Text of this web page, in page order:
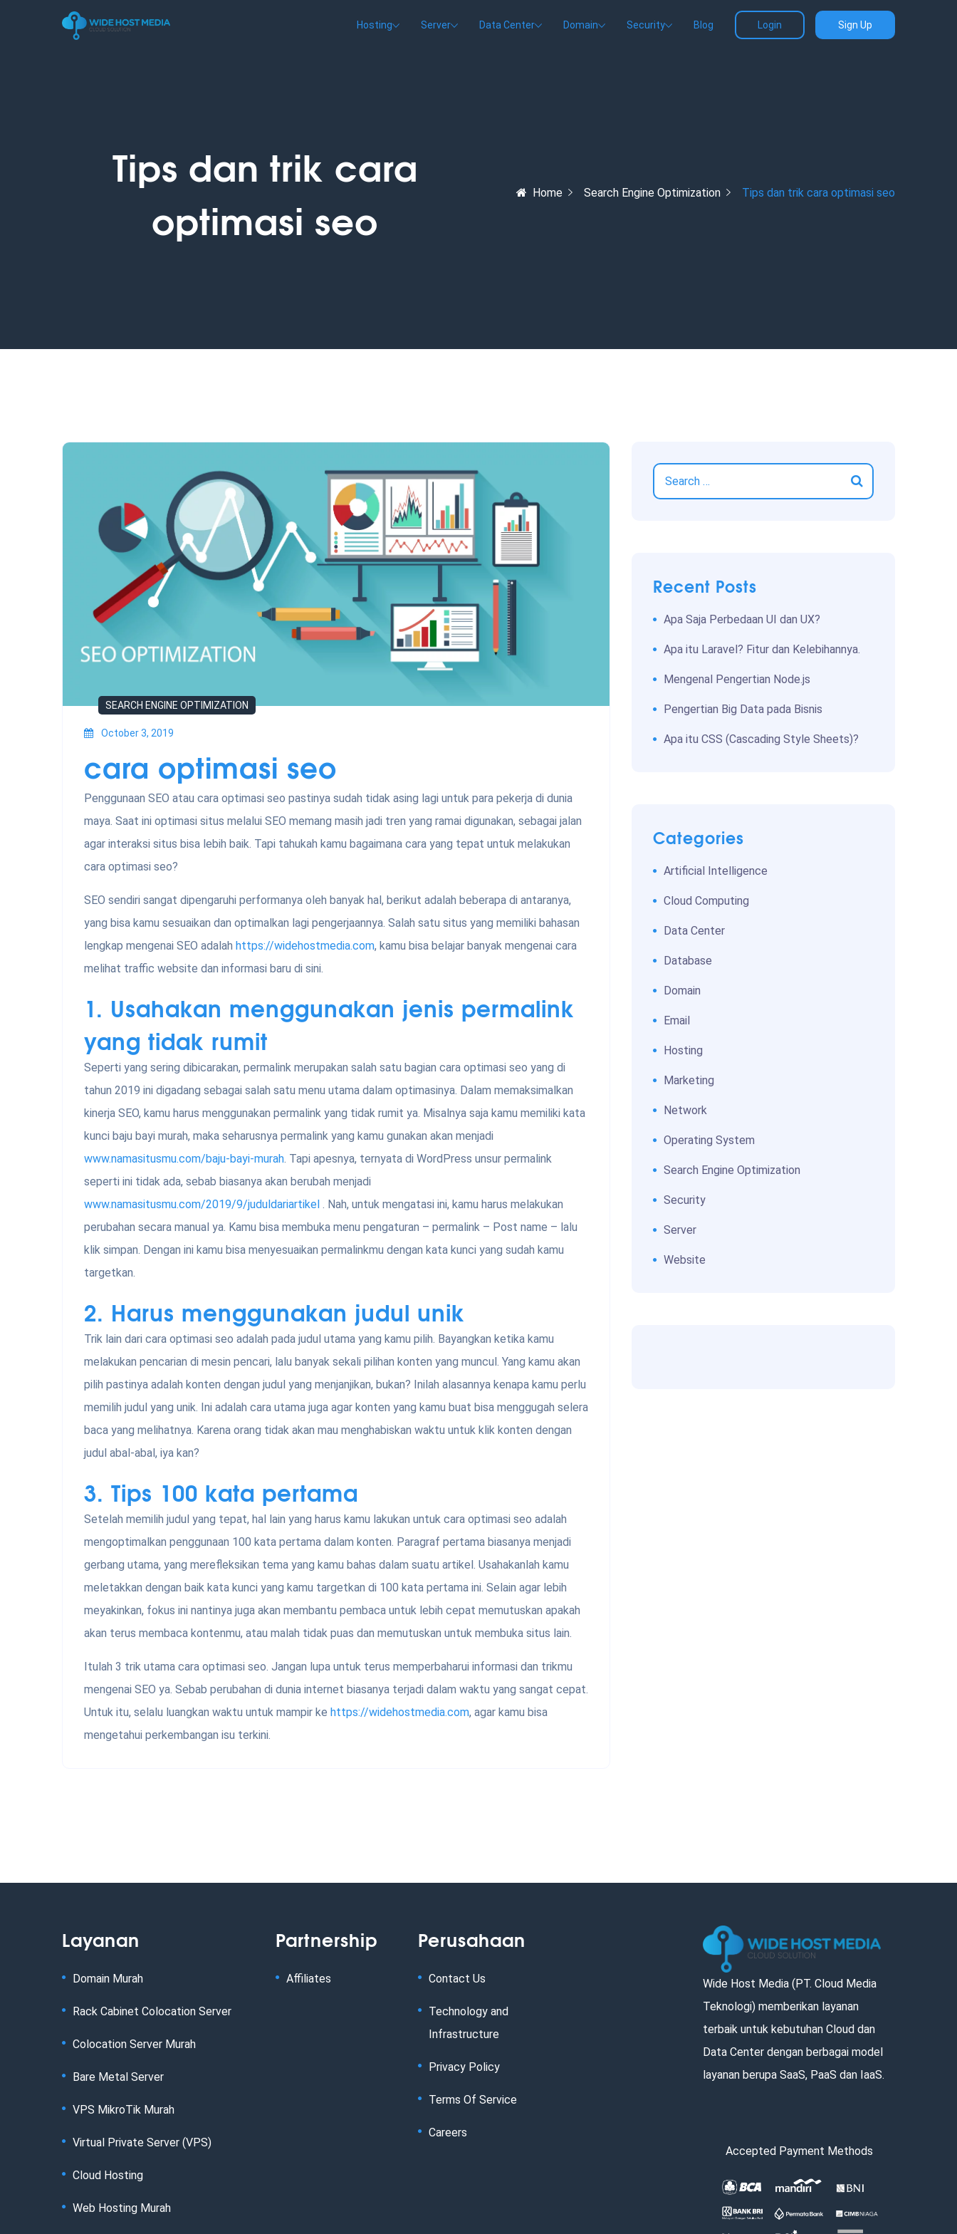
Hosting Server Data Center Domain Security Blog Login Sign Up
Tips dan trik cara
optimasi seo
Home Search Engine Optimization Tips dan trik cara optimasi seo
SEARCH ENGINE OPTIMIZATION
October 3, 2019
cara optimasi seo
Penggunaan SEO atau cara optimasi seo pastinya sudah tidak asing lagi untuk para pekerja di dunia
maya. Saat ini optimasi situs melalui SEO memang masih jadi tren yang ramai digunakan, sebagai jalan
agar interaksi situs bisa lebih baik. Tapi tahukah kamu bagaimana cara yang tepat untuk melakukan
cara optimasi seo?
SEO sendiri sangat dipengaruhi performanya oleh banyak hal, berikut adalah beberapa di antaranya,
yang bisa kamu sesuaikan dan optimalkan lagi pengerjaannya. Salah satu situs yang memiliki bahasan
lengkap mengenai SEO adalah https://widehostmedia.com, kamu bisa belajar banyak mengenai cara
melihat traffic website dan informasi baru di sini.
1. Usahakan menggunakan jenis permalink
yang tidak rumit
Seperti yang sering dibicarakan, permalink merupakan salah satu bagian cara optimasi seo yang di
tahun 2019 ini digadang sebagai salah satu menu utama dalam optimasinya. Dalam memaksimalkan
kinerja SEO, kamu harus menggunakan permalink yang tidak rumit ya. Misalnya saja kamu memiliki kata
kunci baju bayi murah, maka seharusnya permalink yang kamu gunakan akan menjadi
www.namasitusmu.com/baju-bayi-murah. Tapi apesnya, ternyata di WordPress unsur permalink
seperti ini tidak ada, sebab biasanya akan berubah menjadi
www.namasitusmu.com/2019/9/juduldariartikel . Nah, untuk mengatasi ini, kamu harus melakukan
perubahan secara manual ya. Kamu bisa membuka menu pengaturan – permalink – Post name – lalu
klik simpan. Dengan ini kamu bisa menyesuaikan permalinkmu dengan kata kunci yang sudah kamu
targetkan.
2. Harus menggunakan judul unik
Trik lain dari cara optimasi seo adalah pada judul utama yang kamu pilih. Bayangkan ketika kamu
melakukan pencarian di mesin pencari, lalu banyak sekali pilihan konten yang muncul. Yang kamu akan
pilih pastinya adalah konten dengan judul yang menjanjikan, bukan? Inilah alasannya kenapa kamu perlu
memilih judul yang unik. Ini adalah cara utama juga agar konten yang kamu buat bisa menggugah selera
baca yang melihatnya. Karena orang tidak akan mau menghabiskan waktu untuk klik konten dengan
judul abal-abal, iya kan?
3. Tips 100 kata pertama
Setelah memilih judul yang tepat, hal lain yang harus kamu lakukan untuk cara optimasi seo adalah
mengoptimalkan penggunaan 100 kata pertama dalam konten. Paragraf pertama biasanya menjadi
gerbang utama, yang merefleksikan tema yang kamu bahas dalam suatu artikel. Usahakanlah kamu
meletakkan dengan baik kata kunci yang kamu targetkan di 100 kata pertama ini. Selain agar lebih
meyakinkan, fokus ini nantinya juga akan membantu pembaca untuk lebih cepat memutuskan apakah
akan terus membaca kontenmu, atau malah tidak puas dan memutuskan untuk membuka situs lain.
Itulah 3 trik utama cara optimasi seo. Jangan lupa untuk terus memperbaharui informasi dan trikmu
mengenai SEO ya. Sebab perubahan di dunia internet biasanya terjadi dalam waktu yang sangat cepat.
Untuk itu, selalu luangkan waktu untuk mampir ke https://widehostmedia.com, agar kamu bisa
mengetahui perkembangan isu terkini.
Recent Posts
Apa Saja Perbedaan UI dan UX?
Apa itu Laravel? Fitur dan Kelebihannya.
Mengenal Pengertian Node.js
Pengertian Big Data pada Bisnis
Apa itu CSS (Cascading Style Sheets)?
Categories
Artificial Intelligence
Cloud Computing
Data Center
Database
Domain
Email
Hosting
Marketing
Network
Operating System
Search Engine Optimization
Security
Server
Website
Layanan
Domain Murah
Rack Cabinet Colocation Server
Colocation Server Murah
Bare Metal Server
VPS MikroTik Murah
Virtual Private Server (VPS)
Cloud Hosting
Web Hosting Murah
Partnership
Affiliates
Perusahaan
Contact Us
Technology and
Infrastructure
Privacy Policy
Terms Of Service
Careers
Wide Host Media (PT. Cloud Media
Teknologi) memberikan layanan
terbaik untuk kebutuhan Cloud dan
Data Center dengan berbagai model
layanan berupa SaaS, PaaS dan IaaS.
Accepted Payment Methods